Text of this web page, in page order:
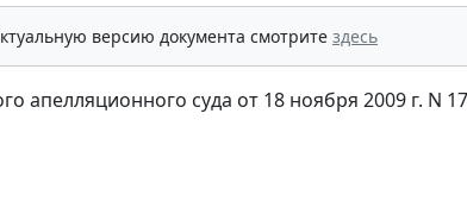
версию документа смотрите здесь
апелляционного суда от 18 ноября 2009 г. N